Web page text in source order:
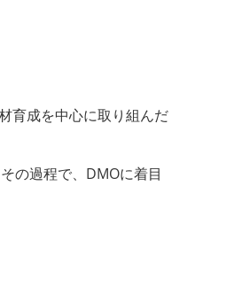
育成を中心に取り組んだ
の過程で、DMOに着目